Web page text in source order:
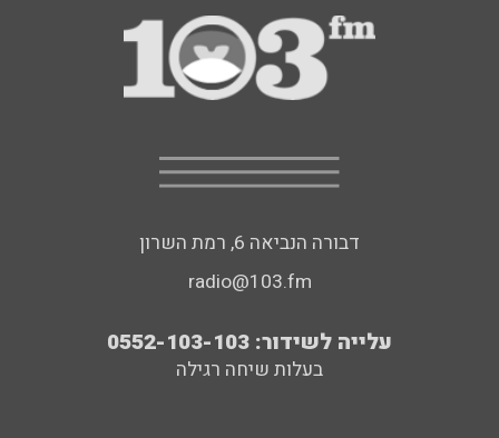
דבורה הנביאה 6, רמת השרון
radio@103.fm
עלייה לשידור: 0552-103-103
בעלות שיחה רגילה